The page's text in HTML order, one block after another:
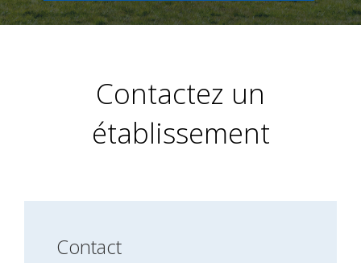
Contactez un
établissement
Contact